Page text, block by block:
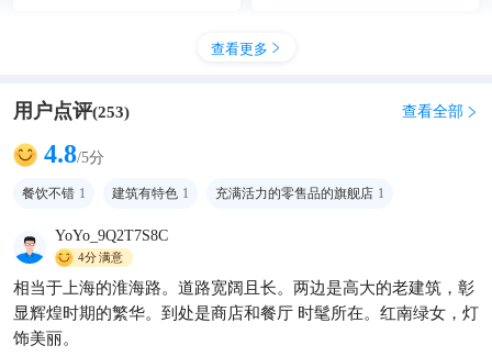
漫步桂尔公园，邂逅高迪童话
念念带你旅游
查看更多 
用户点评(253) 查看全部 
4.8/5分
餐饮不错 1 建筑有特色 1 充满活力的零售品的旗舰店 1
YoYo_9Q2T7S8C
4分满意
相当于上海的淮海路。道路宽阔且长。两边是高大的老建筑，彰
显辉煌时期的繁华。到处是商店和餐厅 时髦所在。红南绿女，灯
饰美丽。